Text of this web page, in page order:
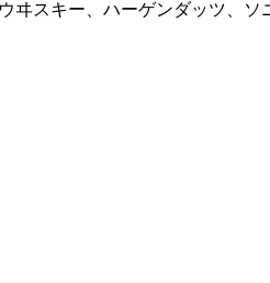
ヰスキー、ハーゲンダッツ、